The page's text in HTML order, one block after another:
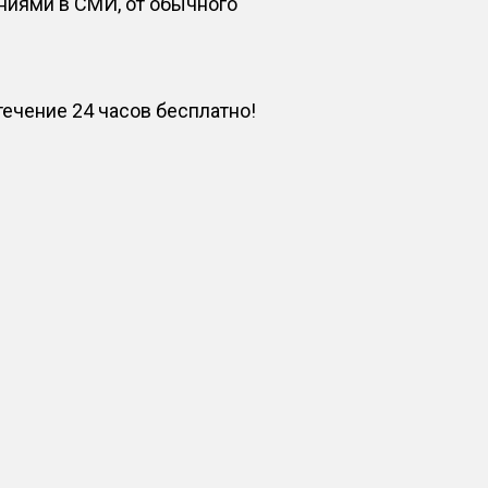
24 часов бесплатно!